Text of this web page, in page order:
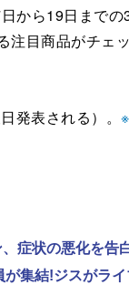
ら19日まで
目商品がチ
発表される）。
症状の悪化を告
集結!ジスがラ